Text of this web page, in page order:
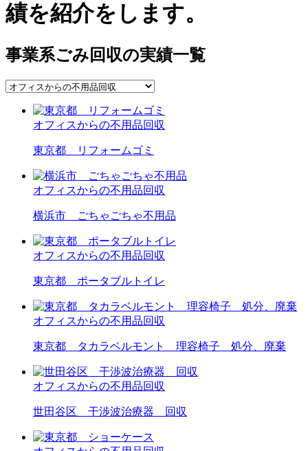
績を紹介をします。
事業系ごみ回収の実績一覧
オフィスからの不用品回収
東京都 リフォームゴミ
オフィスからの不用品回収
横浜市 ごちゃごちゃ不用品
オフィスからの不用品回収
東京都 ポータブルトイレ
オフィスからの不用品回収
東京都 タカラベルモント 理容椅子 処分、廃棄
オフィスからの不用品回収
世田谷区 干渉波治療器 回収